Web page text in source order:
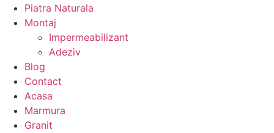
Piatra Naturala
Montaj
Impermeabilizant
Adeziv
Blog
Contact
Acasa
Marmura
Granit